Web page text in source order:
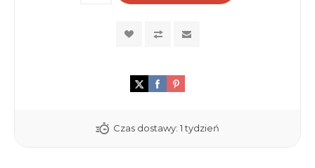
Czas dostawy: 1 tydzień